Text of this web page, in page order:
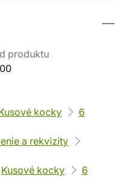
produktu
kocky
6
a rekvizity
Kusové kocky
6